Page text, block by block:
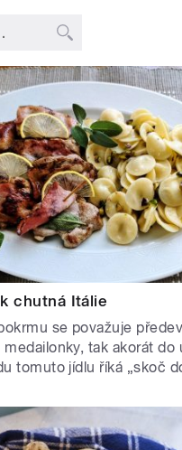
chutná Itálie
se považuje
tak akorát do
tomuto jídlu říká „skoč